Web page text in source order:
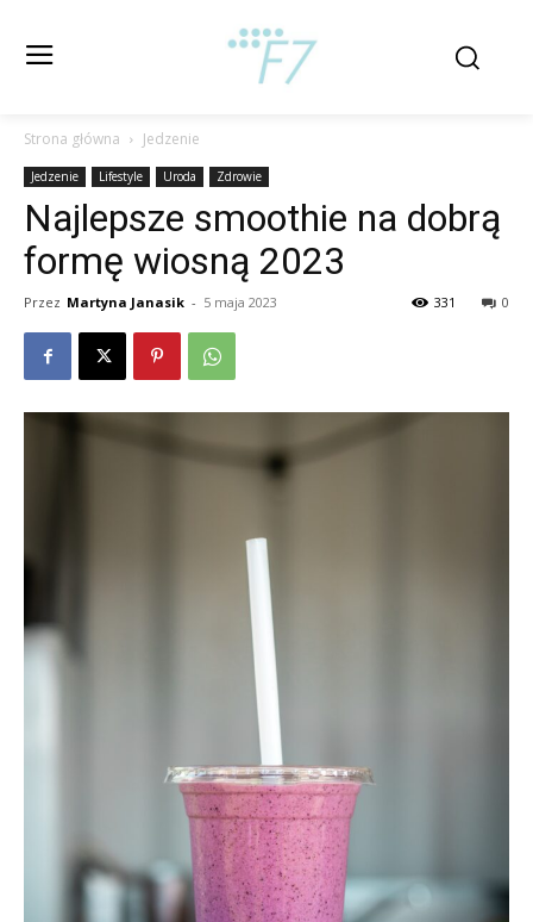
Strona główna Jedzenie
Jedzenie Lifestyle Uroda Zdrowie
Najlepsze smoothie na dobrą
formę wiosną 2023
Przez Martyna Janasik - 5 maja 2023 0
331